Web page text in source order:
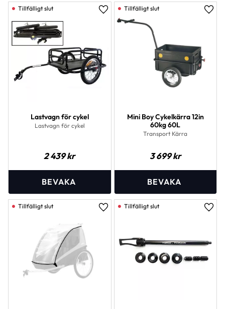
Lastvagn för cykel
Lastvagn för cykel
2 439kr
Lägg till i favoriter
Mini Boy Cykelkärra 12in
60kg 60L
Transport Kärra
3 699kr
Lägg till i favoriter